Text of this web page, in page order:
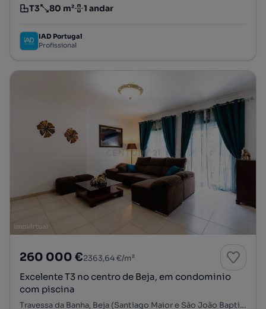
Tipologia
T3
Preço por metro quadrado
80 m²
Andar 1 andar
IAD Portugal
Profissional
260 000 €2363,64 €/m²
Excelente T3 no centro de Beja, em condominio
com piscina
Travessa da Banha, Beja (Santiago Maior e São João Baptista), Beja, Beja